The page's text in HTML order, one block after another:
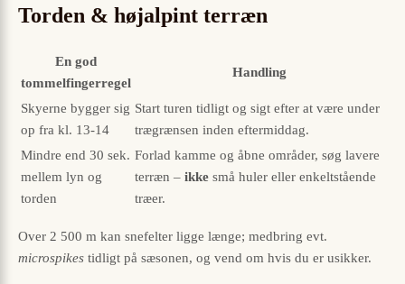
Torden & højalpint terræn
En god
tommelfingerregel
Handling
Skyerne bygger sig
op fra kl. 13-14
Start turen tidligt og sigt efter at være under
trægrænsen inden eftermiddag.
Mindre end 30 sek.
mellem lyn og
torden
Forlad kamme og åbne områder, søg lavere
terræn – ikke små huler eller enkeltstående
træer.
Over 2 500 m kan snefelter ligge længe; medbring evt.
microspikes tidligt på sæsonen, og vend om hvis du er usikker.